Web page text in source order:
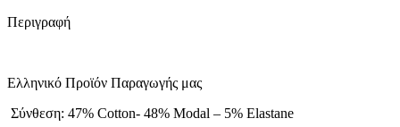
Περιγραφή
Ελληνικό Προϊόν Παραγωγής μας
Σύνθεση: 47% Cotton- 48% Modal – 5% Elastane